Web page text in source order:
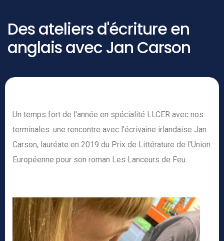
Des ateliers d'écriture en
anglais avec Jan Carson
Un temps fort de l'année en spécialité LLCER avec nos
terminales: une rencontre avec l’écrivaine irlandaise Jan
Carson, lauréate en 2019 du Prix de Littérature de l'Union
Européenne pour son roman Les Lanceurs de Feu.